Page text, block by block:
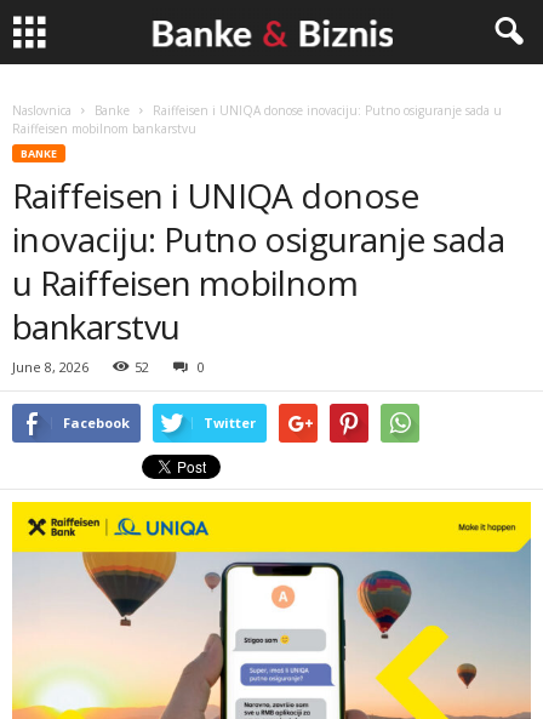
Biznis
Naslovnica Banke
Raiffeisen i UNIQA donose inovaciju: Putno osiguranje sada u
Raiffeisen mobilnom bankarstvu
BANKE
Raiffeisen i UNIQA donose
inovaciju: Putno osiguranje sada
u Raiffeisen mobilnom
bankarstvu
June 8, 2026 52 0
Facebook Twitter